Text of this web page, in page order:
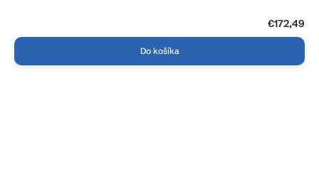
€172,49
Do košíka